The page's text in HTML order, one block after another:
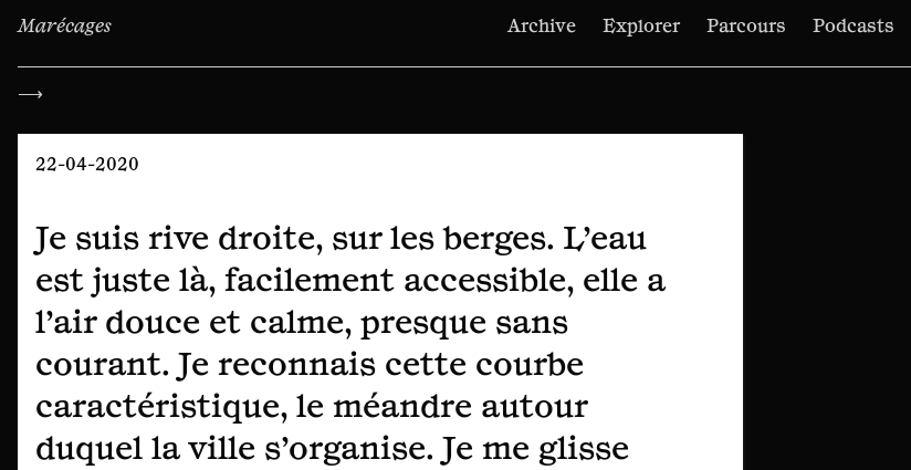
Marécages Archive Explorer Parcours Podcasts
Navigation
⟶
22-04-2020
Je suis rive droite, sur les berges. L’eau
est juste là, facilement accessible, elle a
l’air douce et calme, presque sans
courant. Je reconnais cette courbe
caractéristique, le méandre autour
duquel la ville s’organise. Je me glisse